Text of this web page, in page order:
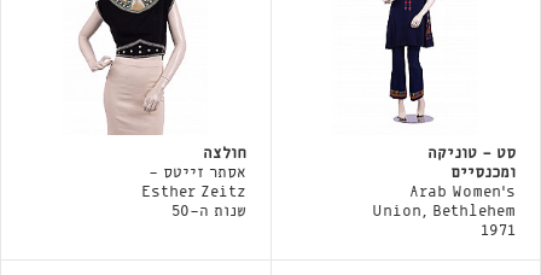
סט - טוניקה
ומכנסיים
Arab Women's
Union, Bethlehem
1971
חולצה
אסתר זייטס -
Esther Zeitz
שנות ה-50